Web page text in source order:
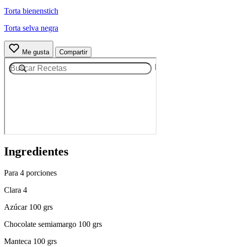
Torta bienenstich
Torta selva negra
Me gusta Compartir
Ingredientes
Para 4 porciones
Clara 4
Azúcar 100 grs
Chocolate semiamargo 100 grs
Manteca 100 grs